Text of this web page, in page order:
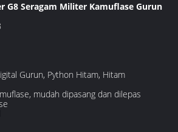
G8 Seragam Militer Kamuflase Gurun
Gurun, Python Hitam, Hitam
mudah dipasang dan dilepas